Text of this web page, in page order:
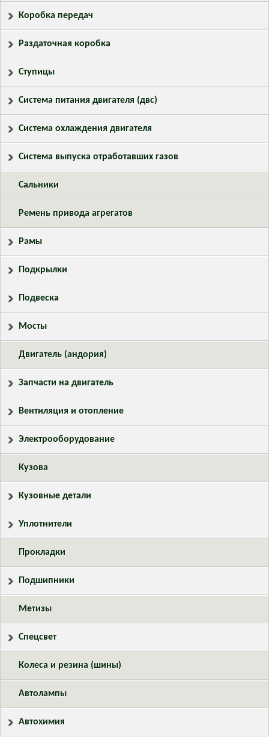
Коробка передач
Раздаточная коробка
Ступицы
Система питания двигателя (двс)
Система охлаждения двигателя
Система выпуска отработавших газов
Сальники
Ремень привода агрегатов
Рамы
Подкрылки
Подвеска
Мосты
Двигатель (андория)
Запчасти на двигатель
Вентиляция и отопление
Электрооборудование
Кузова
Кузовные детали
Уплотнители
Прокладки
Подшипники
Метизы
Спецсвет
Колеса и резина (шины)
Автолампы
Автохимия